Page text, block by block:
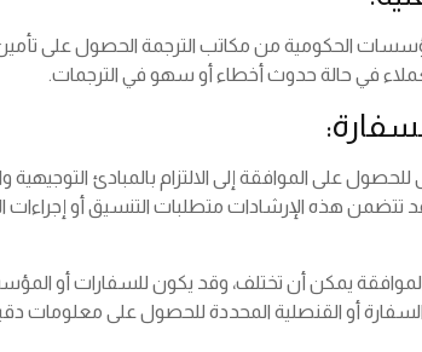
الحكومية من مكاتب الترجمة الحصول على
في حالة حدوث أخطاء أو سهو في الترجمات.
على الموافقة إلى الالتزام بالمبادئ التوجيهية
تتضمن هذه الإرشادات متطلبات التنسيق أو إجراءات
يمكن أن تختلف، وقد يكون للسفارات أو
أو القنصلية المحددة للحصول على معلومات